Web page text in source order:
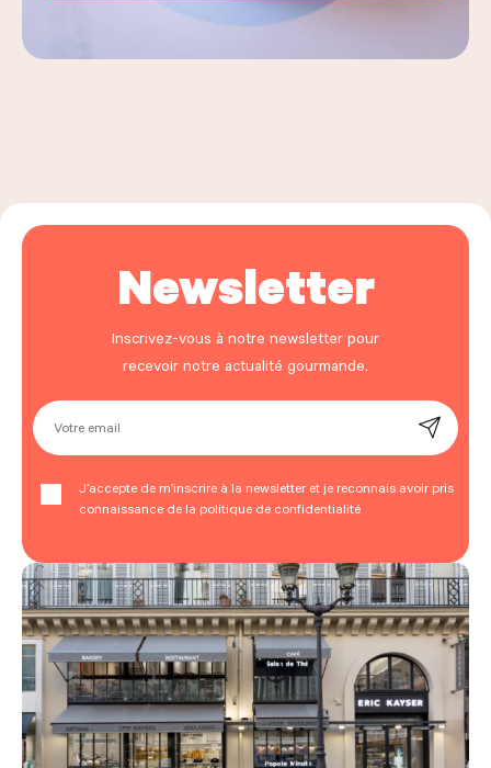
Newsletter
Inscrivez-vous à notre newsletter pour
recevoir notre actualité gourmande.
Votre email
J’accepte de m’inscrire à la newsletter et je reconnais avoir pris
connaissance de la politique de confidentialité